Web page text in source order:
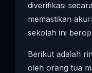
diverifikasi
memastikan
sekolah ini
Berikut adalah
oleh orang tua